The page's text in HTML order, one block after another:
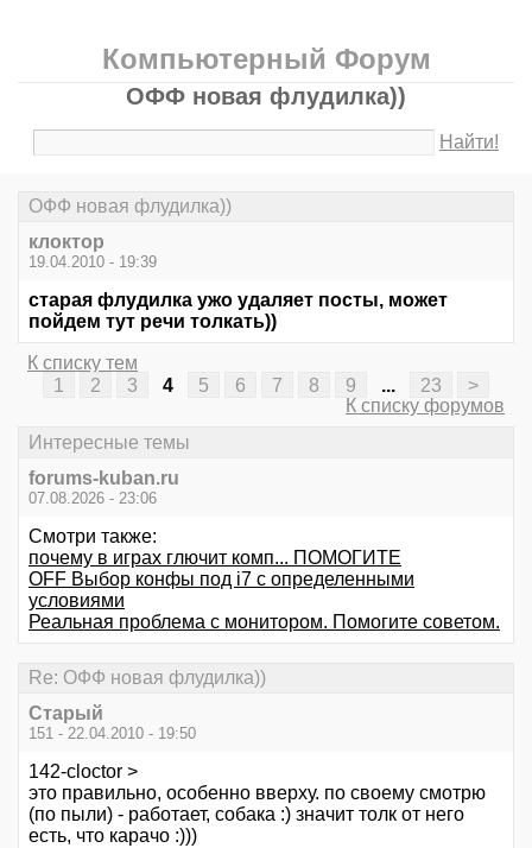
Компьютерный Форум
ОФФ новая флудилка))
Найти!
ОФФ новая флудилка))
клоктор
19.04.2010 - 19:39
старая флудилка ужо удаляет посты, может
пойдем тут речи толкать))
К списку тем
1
2 3 4 5 6 7 8 9 23
>
К списку форумов
Интересные темы
forums-kuban.ru
07.08.2026 - 23:06
Смотри также:
почему в играх глючит комп... ПОМОГИТЕ
OFF Выбор конфы под i7 с определенными
условиями
Реальная проблема с монитором. Помогите советом.
Re: ОФФ новая флудилка))
Старый
151 - 22.04.2010 - 19:50
142-cloctor >
это правильно, особенно вверху. по своему смотрю
(по пыли) - работает, собака :) значит толк от него
есть, что карачо :)))